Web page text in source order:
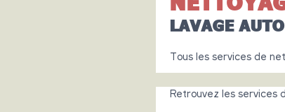
LAVAGE AUTO
Tous les services de
Retrouvez les services